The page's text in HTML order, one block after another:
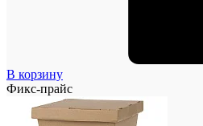
В корзину
Фикс-прайс